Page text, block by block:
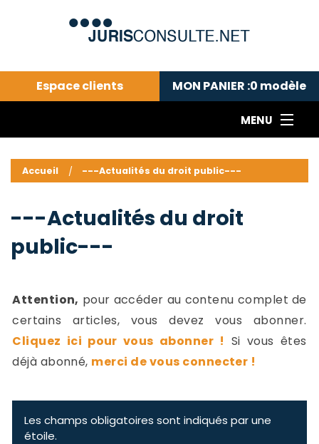
Espace clients MON PANIER :0 modèle
MENU
---Actualités du droit public---
Droit pénal---
Droit privé ---
Abonnement aux actualités
Accueil ---Actualités du droit public---
---Actualités du droit
public---
Attention, pour accéder au contenu complet de
certains articles, vous devez vous abonner.
Cliquez ici pour vous abonner ! Si vous êtes
déjà abonné, merci de vous connecter !
Les champs obligatoires sont indiqués par une
étoile.